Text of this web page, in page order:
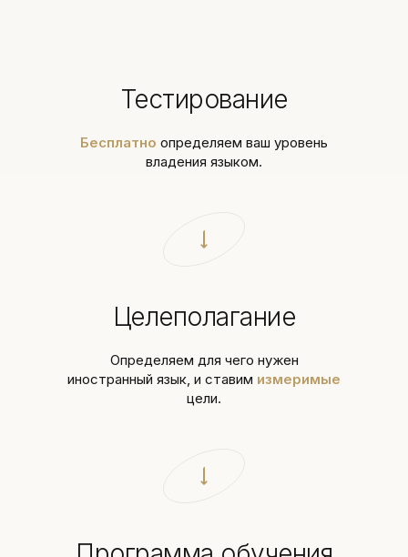
Тестирование
Бесплатно определяем ваш уровень
владения языком.
Целеполагание
Определяем для чего нужен
иностранный язык, и ставим измеримые
цели.